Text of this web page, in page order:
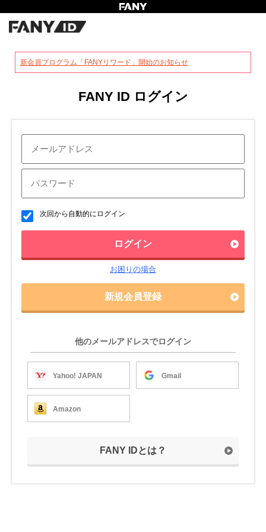
新会員プログラム「FANYリワード」開始のお知らせ
FANY ID ログイン
次回から自動的にログイン
ログイン
お困りの場合
新規会員登録
他のメールアドレスでログイン
Yahoo! JAPAN Gmail
Amazon
FANY IDとは？